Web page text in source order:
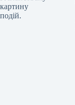
картину
подій.